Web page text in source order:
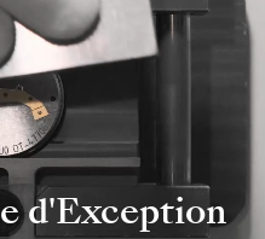
d'Exception